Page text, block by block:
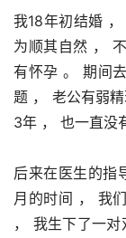
我18年初结婚
为顺其自然 ，
有怀孕 。 期间
题 ， 老公有弱
3年 ， 也一直没
后来在医生的指
月的时间 ， 我
， 我生下了一